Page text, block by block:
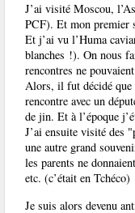
J’ai visité Moscou,
PCF). Et mon premier
Et j’ai vu l’Huma
blanches !). On nous
rencontres ne
Alors, il fut décidé que
rencontre avec un
de jin. Et à l’époque
J’ai ensuite visité des
une autre grand
les parents ne
etc. (c’était en Tchéco)
Je suis alors devenu